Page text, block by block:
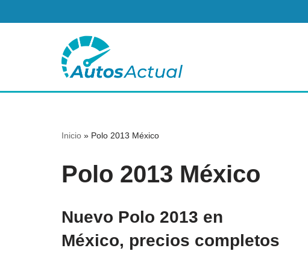
contenido
Inicio » Polo 2013 México
Polo 2013 México
Nuevo Polo 2013 en
México, precios completos